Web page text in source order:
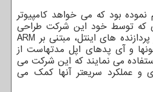
نموده بود که می خواهد کامپیوتر
که توسط خود این شرکت طراحی
شده و به جای استفاده از پردازنده های اینتل، مبتنی بر ARM
و آی پدهای اپل مدتهاست از
می نمایند که این شرکت می
و عملکرد سریعتر آنها کمک می